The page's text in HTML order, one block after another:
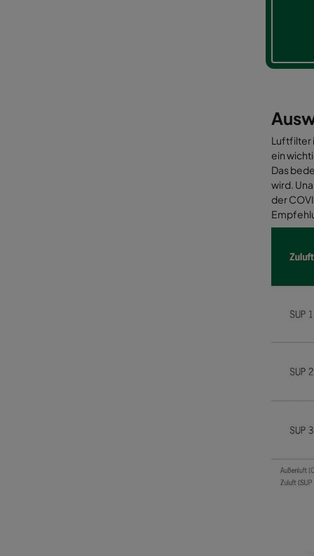
Luftfilter
ein
Das
wird.
der